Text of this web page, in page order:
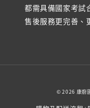
都需具備國家考試
售後服務更完善、
© 2026 康廚